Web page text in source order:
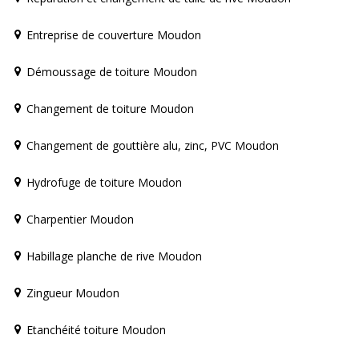
Entreprise de couverture Moudon
Démoussage de toiture Moudon
Changement de toiture Moudon
Changement de gouttière alu, zinc, PVC Moudon
Hydrofuge de toiture Moudon
Charpentier Moudon
Habillage planche de rive Moudon
Zingueur Moudon
Etanchéité toiture Moudon